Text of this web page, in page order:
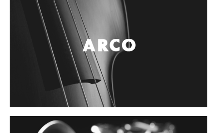
Luces y Escenario
Luces Led
Maquinas de humo y escenario
Cables y Conectores